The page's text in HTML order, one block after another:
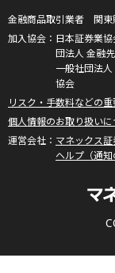
金融商品取引業者 関東
日本証券業
団法人 金融
一般社団法
協会
リスク・手数料などの
個人情報のお取り扱いに
マネックス
ヘルプ（通知